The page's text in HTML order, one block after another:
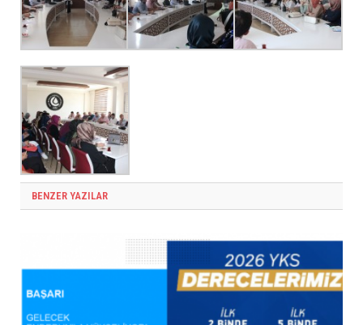
BENZER YAZILAR